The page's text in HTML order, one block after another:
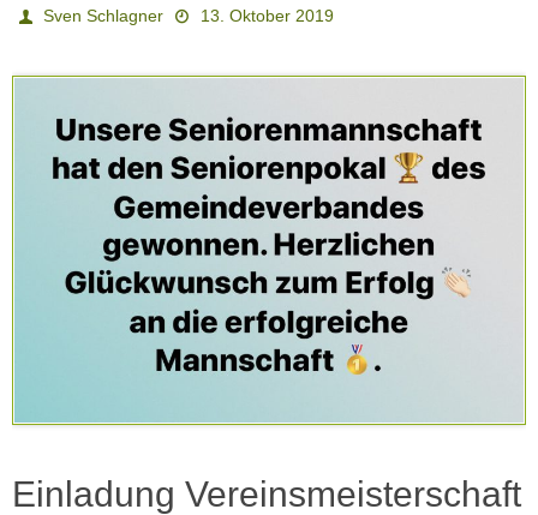
Sven Schlagner 13. Oktober 2019
Einladung Vereinsmeisterschaft